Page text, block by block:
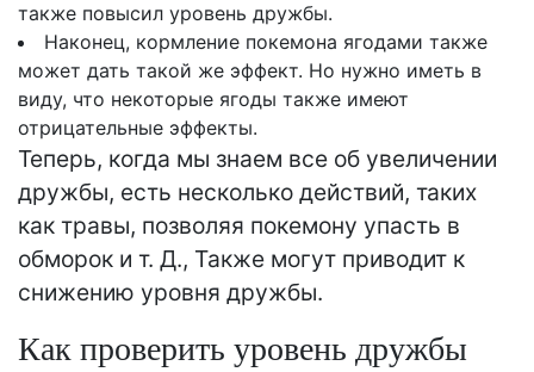
также повысил уровень дружбы.
Наконец, кормление покемона ягодами также
может дать такой же эффект. Но нужно иметь в
виду, что некоторые ягоды также имеют
отрицательные эффекты.
Теперь, когда мы знаем все об увеличении
дружбы, есть несколько действий, таких
как травы, позволяя покемону упасть в
обморок и т. Д., Также могут приводит к
снижению уровня дружбы.
Как проверить уровень дружбы